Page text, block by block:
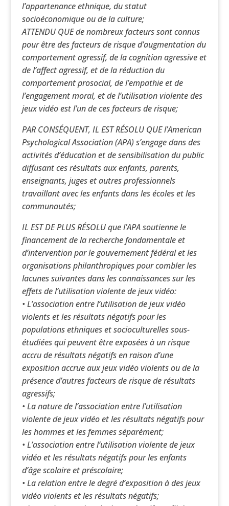
l’appartenance ethnique, du statut
socioéconomique ou de la culture;
ATTENDU QUE de nombreux facteurs sont connus
pour être des facteurs de risque d’augmentation du
comportement agressif, de la cognition agressive et
de l’affect agressif, et de la réduction du
comportement prosocial, de l’empathie et de
l’engagement moral, et de l’utilisation violente des
jeux vidéo est l’un de ces facteurs de risque;
PAR CONSÉQUENT, IL EST RÉSOLU QUE l’American
Psychological Association (APA) s’engage dans des
activités d’éducation et de sensibilisation du public
diffusant ces résultats aux enfants, parents,
enseignants, juges et autres professionnels
travaillant avec les enfants dans les écoles et les
communautés;
IL EST DE PLUS RÉSOLU que l’APA soutienne le
financement de la recherche fondamentale et
d’intervention par le gouvernement fédéral et les
organisations philanthropiques pour combler les
lacunes suivantes dans les connaissances sur les
effets de l’utilisation violente de jeux vidéo:
• L’association entre l’utilisation de jeux vidéo
violents et les résultats négatifs pour les
populations ethniques et socioculturelles sous-
étudiées qui peuvent être exposées à un risque
accru de résultats négatifs en raison d’une
exposition accrue aux jeux vidéo violents ou de la
présence d’autres facteurs de risque de résultats
agressifs;
• La nature de l’association entre l’utilisation
violente de jeux vidéo et les résultats négatifs pour
les hommes et les femmes séparément;
• L’association entre l’utilisation violente de jeux
vidéo et les résultats négatifs pour les enfants
d’âge scolaire et préscolaire;
• La relation entre le degré d’exposition à des jeux
vidéo violents et les résultats négatifs;